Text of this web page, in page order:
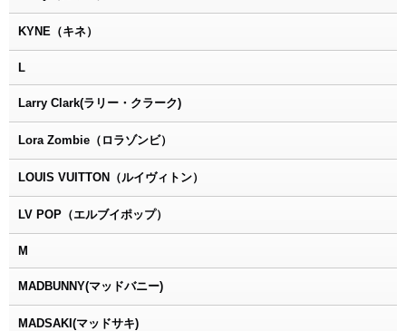
KYNE（キネ）
L
Larry Clark(ラリー・クラーク)
Lora Zombie（ロラゾンビ）
LOUIS VUITTON（ルイヴィトン）
LV POP（エルブイポップ）
M
MADBUNNY(マッドバニー)
MADSAKI(マッドサキ)